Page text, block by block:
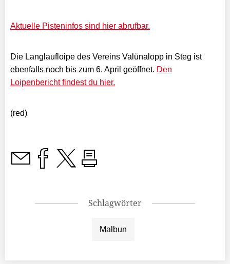
Aktuelle Pisteninfos sind hier abrufbar.
Die Langlaufloipe des Vereins Valünalopp in Steg ist
ebenfalls noch bis zum 6. April geöffnet. Den
Loipenbericht findest du hier.
(red)
Schlagwörter
Malbun